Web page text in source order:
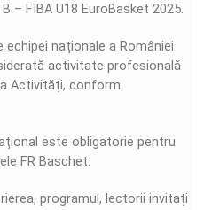
– FIBA U18 EuroBasket 2025.
naționale a României
activitate profesională
Activități, conform
este obligatorie pentru
FR Baschet.
programul, lectorii invitați